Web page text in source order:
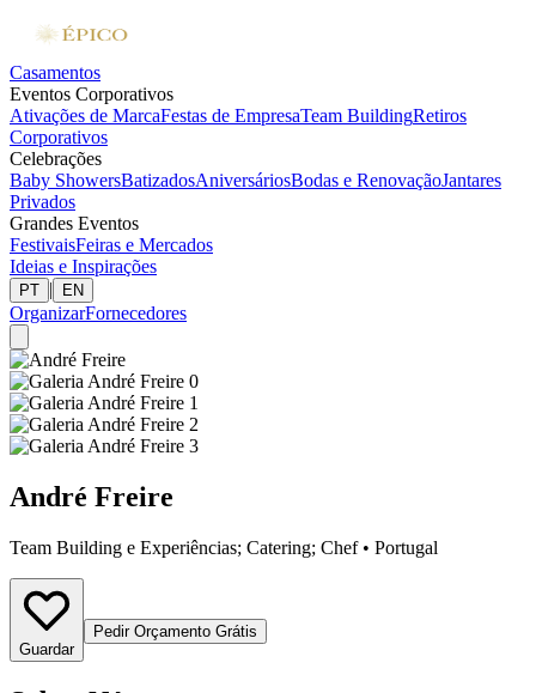
Casamentos
Eventos Corporativos
Ativações de MarcaFestas de EmpresaTeam BuildingRetiros
Corporativos
Celebrações
Baby ShowersBatizadosAniversáriosBodas e RenovaçãoJantares
Privados
Grandes Eventos
FestivaisFeiras e Mercados
Ideias e Inspirações
PT | EN
OrganizarFornecedores
André Freire
Team Building e Experiências; Catering; Chef• Portugal
Guardar
Pedir Orçamento Grátis